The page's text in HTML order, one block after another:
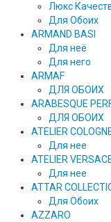
Люкс
Для Обоих
ARMAND BASI
Для неё
Для него
ARMAF
ДЛЯ ОБОИХ
ARABESQUE
ДЛЯ ОБОИХ
ATELIER
Для нее
ATELIER
Для нее
ATTAR
Для Обоих
AZZARO